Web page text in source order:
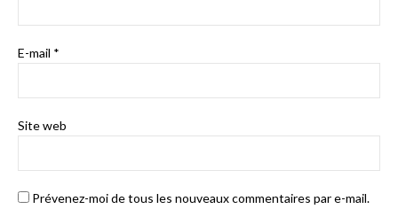
E-mail *
Site web
Prévenez-moi de tous les nouveaux commentaires par e-mail.